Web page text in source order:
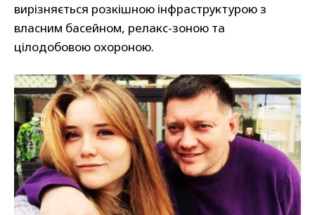
вирізняється розкішною інфраструктурою з
власним басейном, релакс-зоною та
цілодобовою охороною.